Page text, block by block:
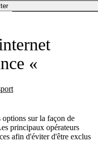
«
sur la façon de
principaux opérateurs
afin d'éviter d'être exclus